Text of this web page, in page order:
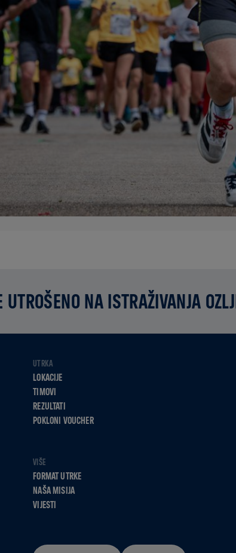
NA ISTRAŽIVANJA
UTRKA
LOKACIJE
TIMOVI
REZULTATI
POKLONI VOUCHER
VIŠE
FORMAT UTRKE
NAŠA MISIJA
VIJESTI